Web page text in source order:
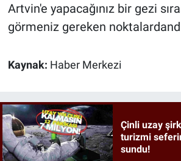
Artvin'e yapacağınız bir gezi
görmeniz gereken
Kaynak: Haber Merkezi
Çinli uzay
turizmi
sundu!